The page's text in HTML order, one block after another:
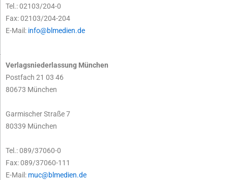
Tel.: 02103/204-0
Fax: 02103/204-204
E-Mail: info@blmedien.de
Verlagsniederlassung München
Postfach 21 03 46
80673 München
Garmischer Straße 7
80339 München
Tel.: 089/37060-0
Fax: 089/37060-111
E-Mail: muc@blmedien.de